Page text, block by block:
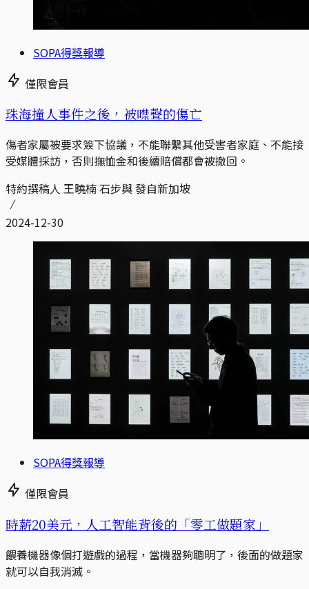
SOPA得獎報導
僅限會員
珠海撞人事件之後，被噤聲的傷亡
傷者家屬被要求簽下協議，不能聯繫其他受害者家庭、不能接
受媒體採訪，否則撫恤金和後續賠償都會被撤回。
特約撰稿人 王曉楠 石步與 發自新加坡
2024-12-30
SOPA得獎報導
僅限會員
時薪20美元，人工智能背後的「零工做題家」
餵養機器像個打遊戲的過程，當機器夠聰明了，後面的做題家
就可以自我消滅。